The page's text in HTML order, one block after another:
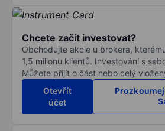
Chcete začít investovat?
Obchodujte akcie u brokera,
1,5 milionu klientů. Investování s
Můžete přijít o část nebo celý
Otevřít
účet